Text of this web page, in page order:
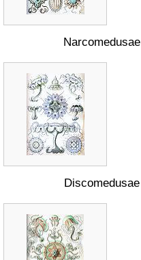
Narcomedusae
Discomedusae